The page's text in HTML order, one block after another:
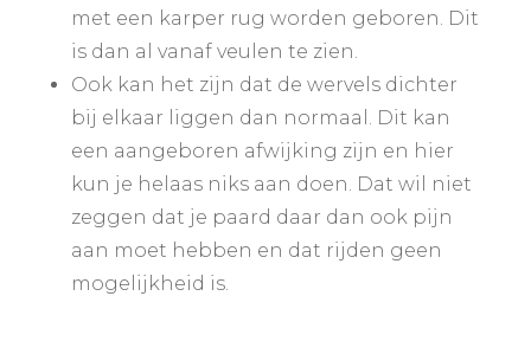
met een karper rug worden geboren. Dit
is dan al vanaf veulen te zien.
Ook kan het zijn dat de wervels dichter
bij elkaar liggen dan normaal. Dit kan
een aangeboren afwijking zijn en hier
kun je helaas niks aan doen. Dat wil niet
zeggen dat je paard daar dan ook pijn
aan moet hebben en dat rijden geen
mogelijkheid is.